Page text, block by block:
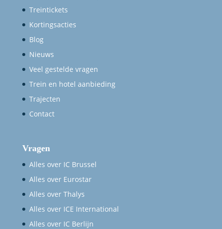
Treintickets
Kortingsacties
Blog
Nieuws
Veel gestelde vragen
Trein en hotel aanbieding
Trajecten
Contact
Vragen
Alles over IC Brussel
Alles over Eurostar
Alles over Thalys
Alles over ICE International
Alles over IC Berlijn